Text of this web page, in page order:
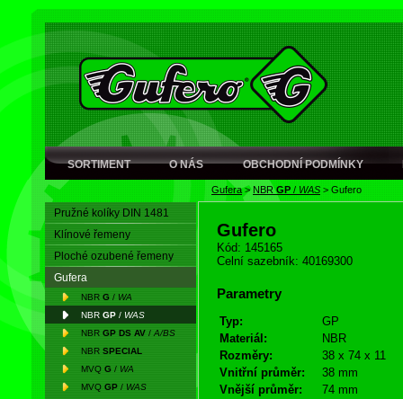
SORTIMENT O NÁS OBCHODNÍ PODMÍNKY
Gufera> NBRGP / WAS > Gufero
Pružné kolíky DIN 1481
Klínové řemeny
Ploché ozubené řemeny
Gufera
NBR G / WA
NBR GP / WAS
NBR GP DS AV / A/BS
NBR SPECIAL
MVQ G / WA
MVQ GP / WAS
Gufero
Kód: 145165
Celní sazebník: 40169300
Parametry
Typ:
GP
Materiál:
NBR
Rozměry:
38 x 74 x 11
Vnitřní průměr:
38 mm
Vnější průměr:
74 mm